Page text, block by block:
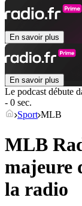
En savoir plus
En savoir plus
Le podcast débute
- 0 sec.
Sport MLB
MLB
majeure
la radio